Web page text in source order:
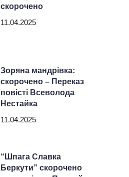
скорочено
11.04.2025
Зоряна мандрівка:
скорочено – Переказ
повісті Всеволода
Нестайка
11.04.2025
“Шпага Славка
Беркути” скорочено